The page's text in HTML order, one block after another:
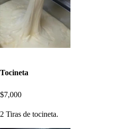
Tocineta
$7,000
2 Tiras de tocineta.